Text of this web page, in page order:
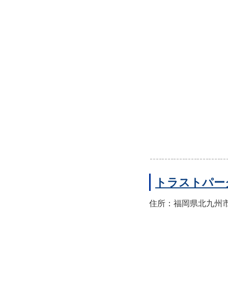
トラストパ
住所：福岡県北九州